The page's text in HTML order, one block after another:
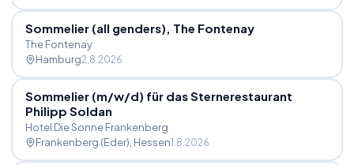
Sommelier (all genders), The Fontenay
The Fontenay
Hamburg2.8.2026
Sommelier (m/w/d) für das Sternerestaurant
Philipp Soldan
Hotel Die Sonne Frankenberg
Frankenberg (Eder) , Hessen1.8.2026